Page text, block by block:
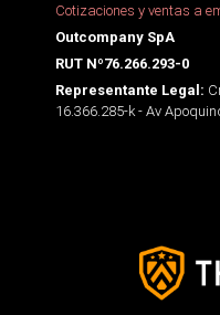
Cotizaciones y ventas a
Outcompany SpA
RUT Nº76.266.293-0
Representante Legal:
16.366.285-k - Av